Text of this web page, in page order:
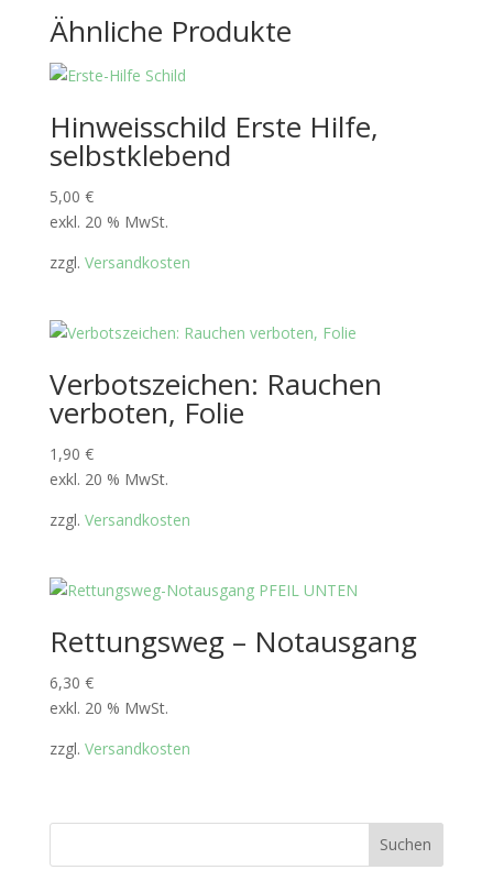
Ähnliche Produkte
Hinweisschild Erste Hilfe,
selbstklebend
5,00 €
exkl. 20 % MwSt.
zzgl. Versandkosten
Verbotszeichen: Rauchen
verboten, Folie
1,90 €
exkl. 20 % MwSt.
zzgl. Versandkosten
Rettungsweg – Notausgang
6,30 €
exkl. 20 % MwSt.
zzgl. Versandkosten
Suchen